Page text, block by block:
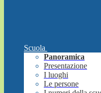
Scuola
Panoramica
Presentazione
I luoghi
Le persone